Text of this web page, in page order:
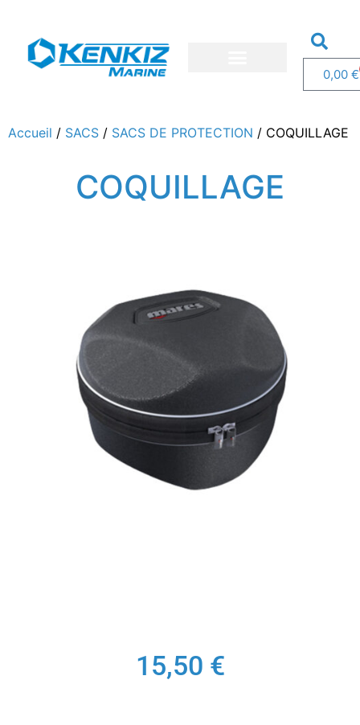
0,00 €
Accueil / SACS / SACS DE PROTECTION / COQUILLAGE
COQUILLAGE
15,50 €